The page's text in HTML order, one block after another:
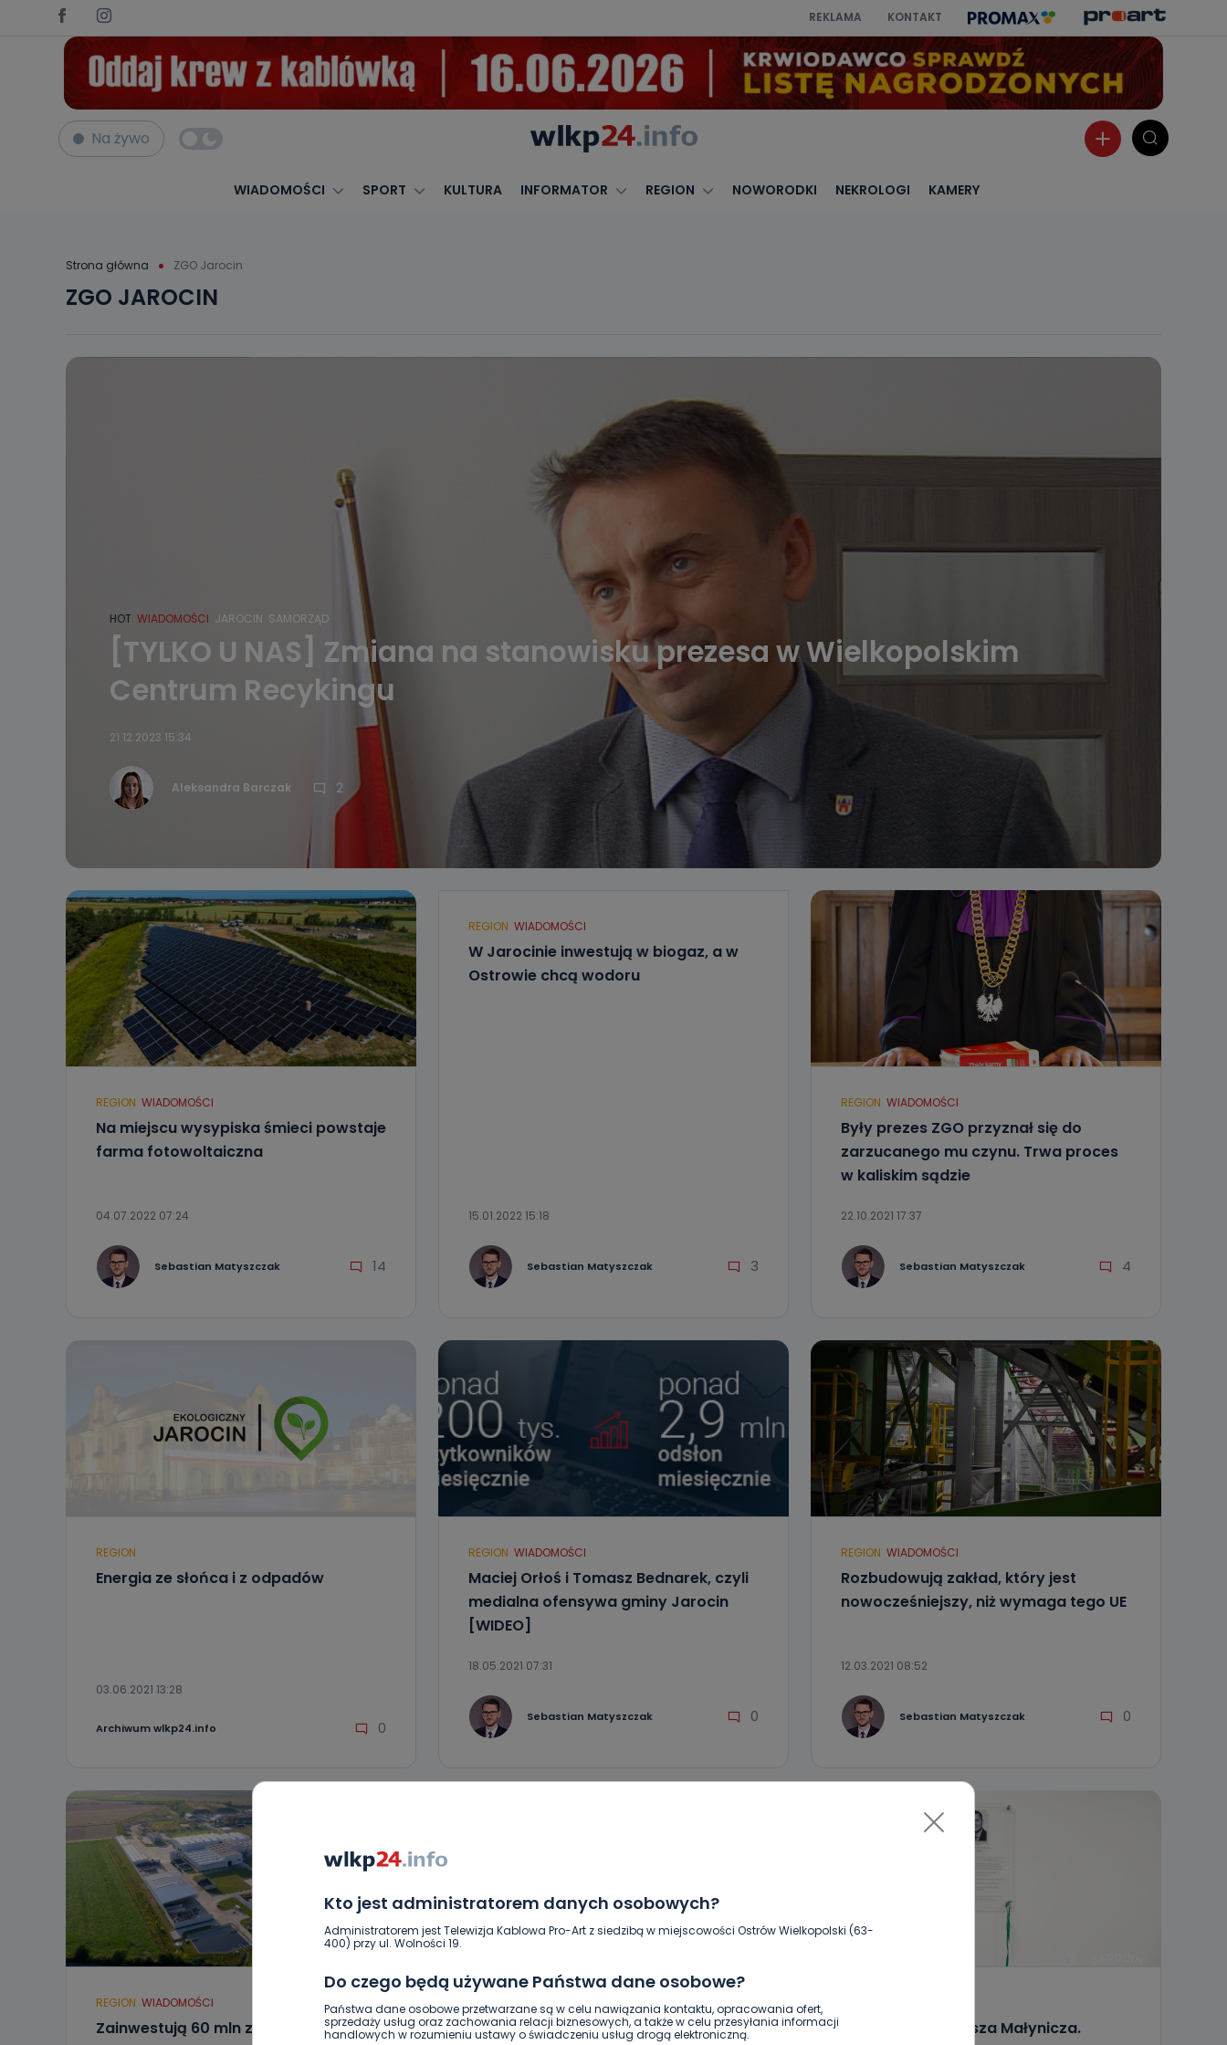
REKLAMA KONTAKT
Na żywo
WIADOMOŚCI SPORT KULTURA INFORMATOR REGION NOWORODKI NEKROLOGI KAMERY
Strona główna ZGO Jarocin
Kto jest administratorem danych osobowych?
Administratorem jest Telewizja Kablowa Pro-Art z siedzibą w miejscowości Ostrów Wielkopolski (63-
400) przy ul. Wolności 19.
Do czego będą używane Państwa dane osobowe?
Państwa dane osobowe przetwarzane są w celu nawiązania kontaktu, opracowania ofert,
sprzedaży usług oraz zachowania relacji biznesowych, a także w celu przesyłania informacji
handlowych w rozumieniu ustawy o świadczeniu usług drogą elektroniczną.
ZGO JAROCIN
HOT WIADOMOŚCI JAROCIN SAMORZĄD
[TYLKO U NAS] Zmiana na stanowisku prezesa w Wielkopolskim
Centrum Recykingu
21.12.2023 15:34
Aleksandra Barczak 2
REGION WIADOMOŚCI
Na miejscu wysypiska śmieci powstaje
farma fotowoltaiczna
04.07.2022 07:24
Sebastian Matyszczak 14
REGION WIADOMOŚCI
W Jarocinie inwestują w biogaz, a w
Ostrowie chcą wodoru
15.01.2022 15:18
Sebastian Matyszczak 3
REGION WIADOMOŚCI
Były prezes ZGO przyznał się do
zarzucanego mu czynu. Trwa proces
w kaliskim sądzie
22.10.2021 17:37
Sebastian Matyszczak 4
REGION
Energia ze słońca i z odpadów
03.06.2021 13:28
Archiwum wlkp24.info 0
REGION WIADOMOŚCI
Maciej Orłoś i Tomasz Bednarek, czyli
medialna ofensywa gminy Jarocin
[WIDEO]
18.05.2021 07:31
Sebastian Matyszczak 0
REGION WIADOMOŚCI
Rozbudowują zakład, który jest
nowocześniejszy, niż wymaga tego UE
12.03.2021 08:52
Sebastian Matyszczak 0
REGION WIADOMOŚCI
Zainwestują 60 mln zł, aby
REGION WIADOMOŚCI
22. gmina będzie przywozić śmieci do
Upamiętnili Mariusza Małynicza.